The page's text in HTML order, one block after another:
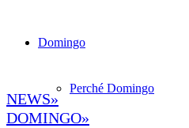
Domingo
Perché Domingo
NEWS»
DOMINGO»